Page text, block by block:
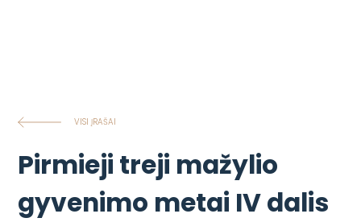
VISI ĮRAŠAI
Pirmieji treji mažylio
gyvenimo metai IV dalis